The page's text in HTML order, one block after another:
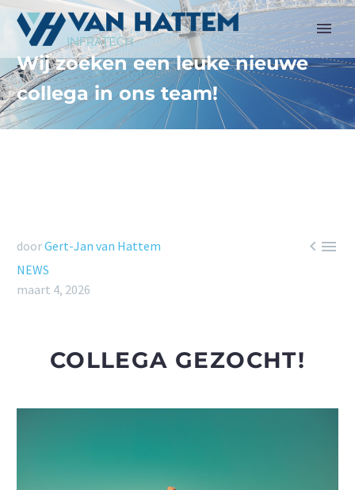
Wij zoeken een leuke nieuwe
collega in ons team!

doorGert-Jan van Hattem
NEWS
maart 4, 2026
COLLEGA GEZOCHT!